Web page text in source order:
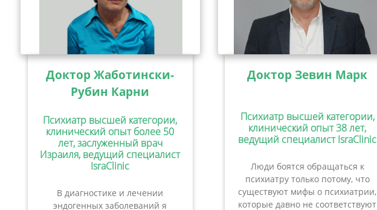
Доктор Жаботински-
Рубин Карни
Психиатр высшей категории,
клинический опыт более 50
лет, заслуженный врач
Израиля, ведущий специалист
IsraClinic
В диагностике и лечении
эндогенных заболеваний я
Доктор Зевин Марк
Психиатр высшей категории,
клинический опыт 38 лет,
ведущий специалист IsraClinic
Люди боятся обращаться к
психиатру только потому, что
существуют мифы о психиатрии,
которые давно не соответствуют